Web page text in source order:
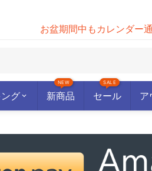
お盆期間中もカレンダー
グ 新商品
NEW
セール
SALE
ア